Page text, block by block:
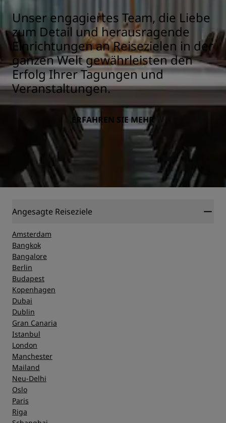
Unser engagiertes Team, die Liebe
zum Detail und herausragende
Einrichtungen an Reisezielen in der
ganzen Welt gewährleisten den
Erfolg Ihrer Tagungen und
Veranstaltungen.
ERFAHREN SIE MEHR
Angesagte Reiseziele
Amsterdam
Bangkok
Bangalore
Berlin
Budapest
Kopenhagen
Dubai
Dublin
Gran Canaria
Istanbul
London
Manchester
Mailand
Neu-Delhi
Oslo
Paris
Riga